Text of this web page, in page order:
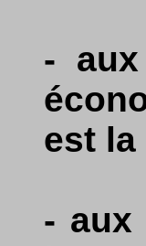
-
est la
- aux